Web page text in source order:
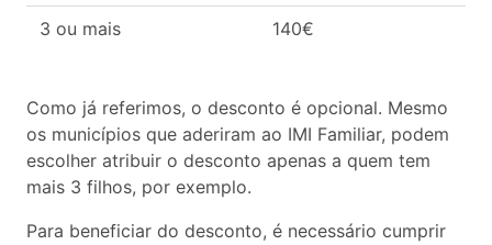
3 ou mais 140€
Como já referimos, o desconto é opcional. Mesmo
os municípios que aderiram ao IMI Familiar, podem
escolher atribuir o desconto apenas a quem tem
mais 3 filhos, por exemplo.
Para beneficiar do desconto, é necessário cumprir